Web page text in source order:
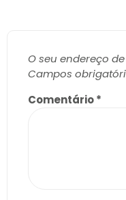
O seu endereço
Campos
Comentário*